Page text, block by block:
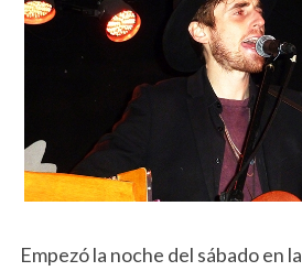
Empezó la noche del sábado en la